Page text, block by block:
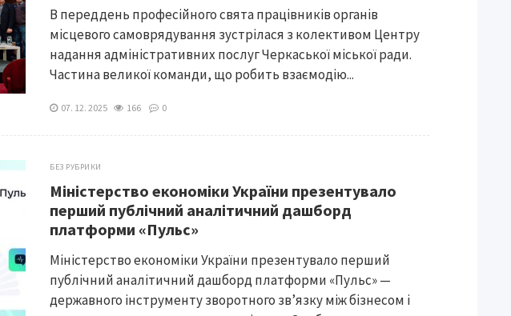
В переддень професійного свята працівників органів
місцевого самоврядування зустрілася з колективом Центру
надання адміністративних послуг Черкаської міської ради.
Частина великої команди, що робить взаємодію...
07. 12. 2025 166 0
БЕЗ РУБРИКИ
Міністерство економіки України презентувало
перший публічний аналітичний дашборд
платформи «Пульс»
Міністерство економіки України презентувало перший
публічний аналітичний дашборд платформи «Пульс» —
державного інструменту зворотного зв’язку між бізнесом і